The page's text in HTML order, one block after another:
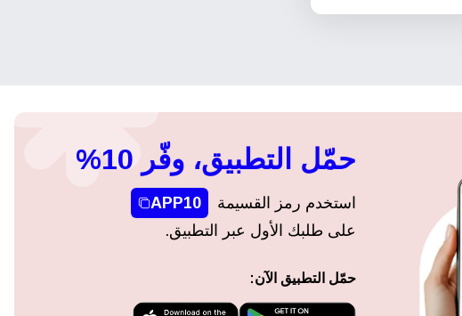
حمّل التطبيق، وفّر 10%
استخدم رمز القسيمة
APP10
على طلبك الأول عبر التطبيق.
حمّل التطبيق الآن: